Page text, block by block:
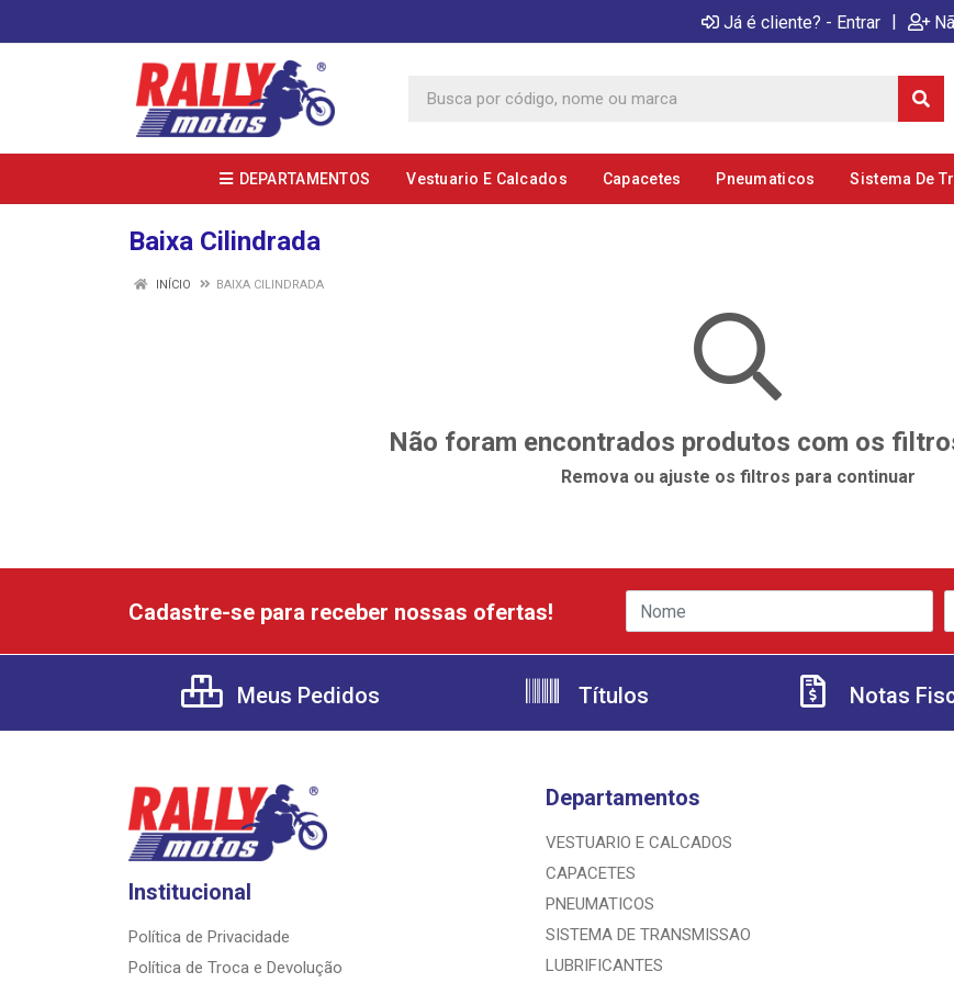
Já é cliente? - Entrar |
DEPARTAMENTOS Vestuario E Calcados Capacetes Pneumaticos Sistema De
Baixa Cilindrada
INÍCIO BAIXA CILINDRADA
Não foram encontrados produtos com os
Remova ou ajuste os filtros para continuar
Cadastre-se para receber nossas ofertas!
Meus Pedidos Títulos Notas
Institucional
Política de Privacidade
Política de Troca e Devolução
Departamentos
VESTUARIO E CALCADOS
CAPACETES
PNEUMATICOS
SISTEMA DE TRANSMISSAO
LUBRIFICANTES